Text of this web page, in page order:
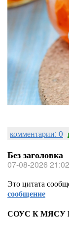
комментарии: 0
Без заголовка
07-08-2026 21:02
Это цитата
сообщение
СОУС К